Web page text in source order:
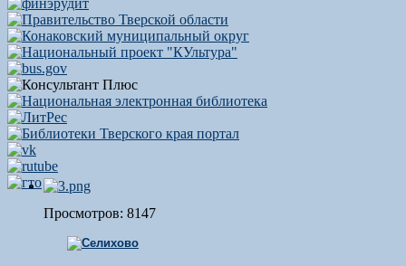
Просмотров: 8147